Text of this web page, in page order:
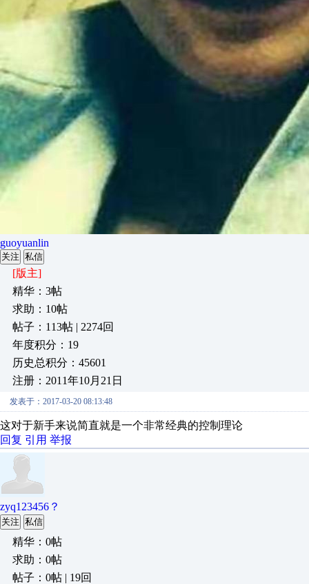
guoyuanlin
关注 私信
[版主]
精华：3帖
求助：10帖
帖子：113帖 | 2274回
年度积分：19
历史总积分：45601
注册：2011年10月21日
发表于：2017-03-20 08:13:48
这对于新手来说简直就是一个非常经典的控制理论
回复 引用 举报
zyq123456？
关注 私信
精华：0帖
求助：0帖
帖子：0帖 | 19回